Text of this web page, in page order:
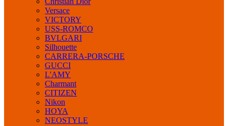
Versace
VICTORY
USS-ROMCO
BVLGARI
Silhouette
CARRERA-PORSCHE
GUCCI
L'AMY
Charmant
CITIZEN
Nikon
HOYA
NEOSTYLE